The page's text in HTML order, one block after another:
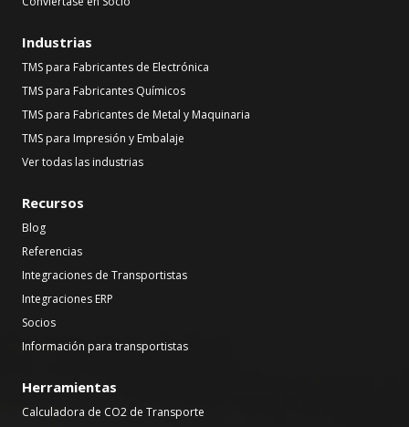
Industrias
TMS para Fabricantes de Electrónica
TMS para Fabricantes Químicos
TMS para Fabricantes de Metal y Maquinaria
TMS para Impresión y Embalaje
Ver todas las industrias
Recursos
Blog
Referencias
Integraciones de Transportistas
Integraciones ERP
Socios
Información para transportistas
Herramientas
Calculadora de CO2 de Transporte